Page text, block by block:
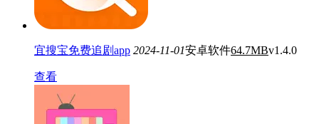
宜搜宝免费追剧app 2024-11-01安卓软件64.7MBv1.4.0
查看